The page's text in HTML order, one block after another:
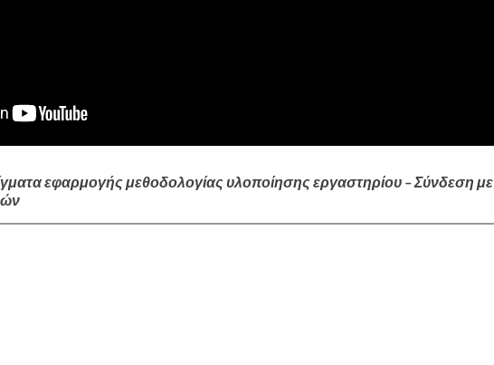
εφαρμογής μεθοδολογίας υλοποίησης εργαστηρίου – Σύνδεση με